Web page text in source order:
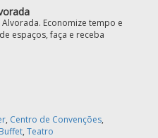
Economize tempo e
espaços, faça e receba
, Centro de Convenções,
Buffet, Teatro